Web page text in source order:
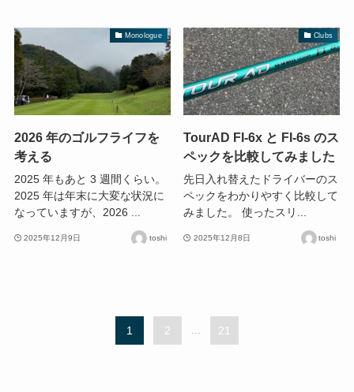
Monologue
2026 年のゴルフライフを
考える
2025 年もあと 3 週間くらい。
2025 年は年末に大変な状況に
なっていますが、2026 ...
2025年12月9日 toshi
Clubs
TourAD FI-6x と FI-6s のス
ペックを比較してみました
先日入れ替えたドライバーのス
ペックをわかりやすく比較して
みました。 使ったスリ...
2025年12月8日 toshi
1 2 ... 21